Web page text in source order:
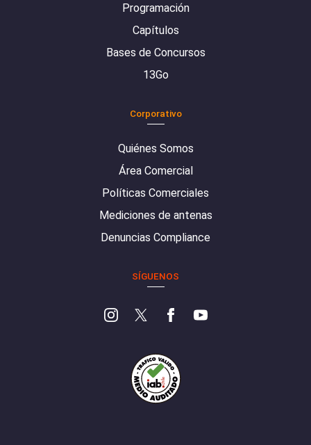
Programación
Capítulos
Bases de Concursos
13Go
Corporativo
Quiénes Somos
Área Comercial
Políticas Comerciales
Mediciones de antenas
Denuncias Compliance
SÍGUENOS